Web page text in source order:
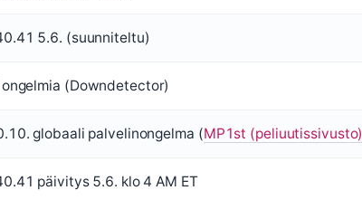
5.6. (suunniteltu)
ongelmia (Downdetector)
globaali palvelinongelma (MP1st (peliuutissivusto)
päivitys 5.6. klo 4 AM ET